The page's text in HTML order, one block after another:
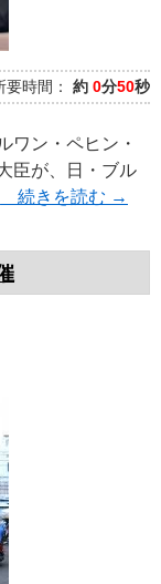
要時間： 約 0分50秒
ワン・ペヒン・
臣が、日・ブル
続きを読む →